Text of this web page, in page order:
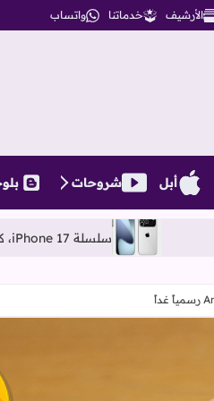
الأرشيف خدماتنا واتساب
أبل شروحات